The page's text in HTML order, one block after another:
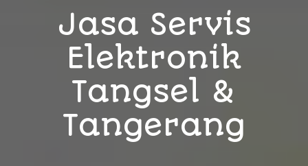
Jasa Servis
Elektronik
Tangsel &
Tangerang